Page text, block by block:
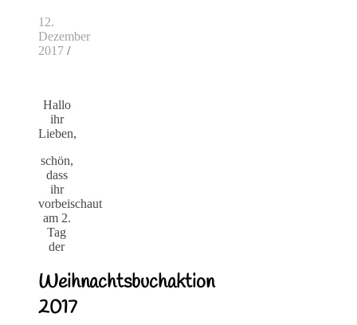
12.
Dezember
2017 /
Hallo
ihr
Lieben,
schön,
dass
ihr
vorbeischaut
am 2.
Tag
der
Weihnachtsbuchaktion
2017